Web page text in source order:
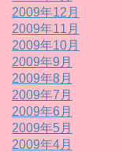
2009年12月
2009年11月
2009年10月
2009年9月
2009年8月
2009年7月
2009年6月
2009年5月
2009年4月